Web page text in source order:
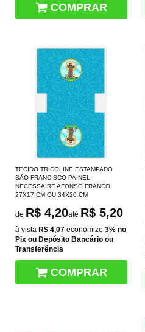
COMPRAR
TECIDO TRICOLINE ESTAMPADO
SÃO FRANCISCO PAINEL
NECESSAIRE AFONSO FRANCO
27X17 CM OU 34X20 CM
de R$ 4,20até R$ 5,20
à vista R$ 4,07 economize 3% no
Pix ou Depósito Bancário ou
Transferência
COMPRAR